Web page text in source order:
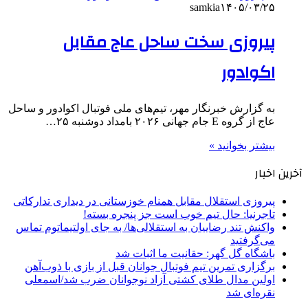
samkia۱۴۰۵/۰۳/۲۵
پیروزی سخت ساحل عاج مقابل
اکوادور
به گزارش خبرنگار مهر، تیم‌های ملی فوتبال اکوادور و ساحل
عاج از گروه E جام جهانی ۲۰۲۶ بامداد دوشنبه ۲۵…
بیشتر بخوانید »
آخرین اخبار
پیروزی استقلال مقابل همنام خوزستانی در دیداری تدارکاتی
تاجرنیا: حال تیم خوب است جز پنجره بسته!
واکنش تند رضاییان به استقلالی‌ها/ به جای اولتیماتوم تماس
می‌گرفتید
باشگاه گل گهر: حقانیت ما اثبات شد
برگزاری تمرین تیم فوتبال جوانان قبل از بازی با ذوب‌آهن
اولین مدال طلای کشتی آزاد نوجوانان ضرب شد/اسمعلی
نقره‌ای شد